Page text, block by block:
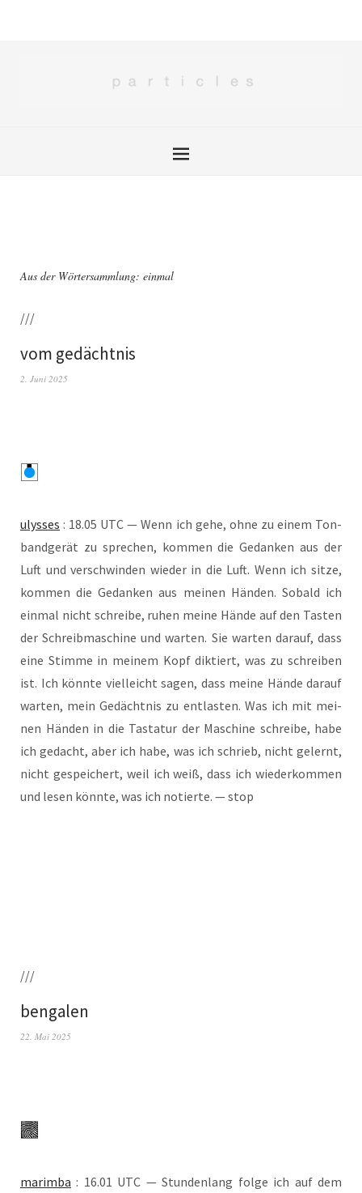
Aus der Wörtersammlung: einmal
///
vom gedächtnis
2. Juni 2025
ulys­ses : 18.05 UTC — Wenn ich gehe, ohne zu einem Ton­
band­ge­rät zu spre­chen, kom­men die Gedan­ken aus der
Luft und ver­schwin­den wie­der in die Luft. Wenn ich sit­ze,
kom­men die Gedan­ken aus mei­nen Hän­den. Sobald ich
ein­mal nicht schrei­be, ruhen mei­ne Hän­de auf den Tas­ten
der Schreib­ma­schi­ne und war­ten. Sie war­ten dar­auf, dass
eine Stim­me in mei­nem Kopf dik­tiert, was zu schrei­ben
ist. Ich könn­te viel­leicht sagen, dass mei­ne Hän­de dar­auf
war­ten, mein Gedächt­nis zu ent­las­ten. Was ich mit mei­
nen Hän­den in die Tas­ta­tur der Maschi­ne schrei­be, habe
ich gedacht, aber ich habe, was ich schrieb, nicht gelernt,
nicht gespei­chert, weil ich weiß, dass ich wie­der­kom­men
und lesen könn­te, was ich notier­te. — stop
///
bengalen
22. Mai 2025
marim­ba : 16.01 UTC — Stun­den­lang fol­ge ich auf dem